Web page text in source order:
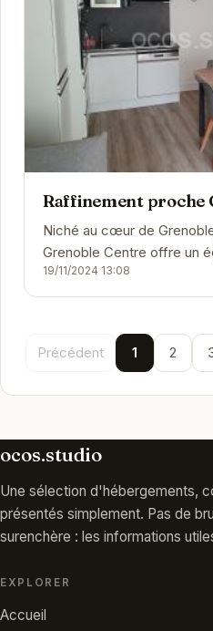
Raffinement proche
Niché au cœur de
Grenoble Centre offre un
confort moderne et
19/11/2024 13:08
Précédent 1 2
ocos.studio
Une sélection d'hébergements,
présentés simplement. Pas de
surenchère : les informations
EXPLORER
Accueil